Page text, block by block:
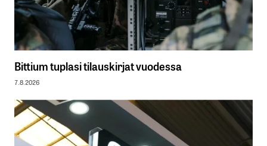
Bittium tuplasi tilauskirjat vuodessa
7.8.2026